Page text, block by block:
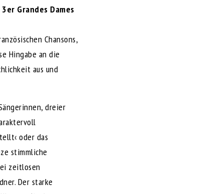
Grandes Dames
Chansons,
Hingabe an die
aus und
dreier
oder das
stimmliche
zeitlosen
Der starke